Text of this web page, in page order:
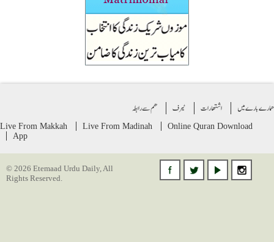
بارے میں اشتهارات ٹیرف ھم سے رابطہ
Live From Makkah Live From Madinah Online Quran Download
App
© 2026 Etemaad Urdu Daily, All
Rights Reserved.